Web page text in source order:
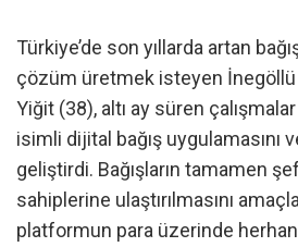
Türkiye’de son yıllarda artan
çözüm üretmek isteyen
Yiğit (38), altı ay süren
isimli dijital bağış uygulamasını
geliştirdi. Bağışların tamamen
sahiplerine ulaştırılmasını
platformun para üzerinde